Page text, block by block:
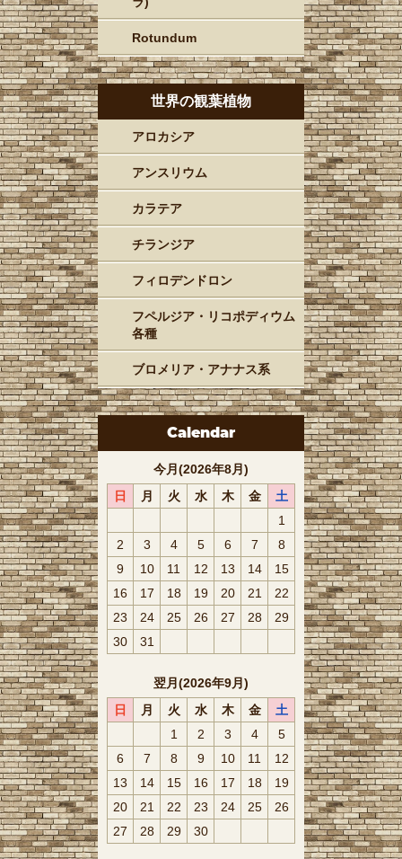
Rotundum
世界の観葉植物
アロカシア
アンスリウム
カラテア
チランジア
フィロデンドロン
フペルジア・リコポディウム
各種
ブロメリア・アナナス系
Calendar
今月(2026年8月)
日
月 火 水 木 金
土
1
2
3 4 5 6 7
8
9
10 11 12 13 14
15
16
17 18 19 20 21
22
23
24 25 26 27 28
29
30
31
翌月(2026年9月)
日
月 火 水 木 金
土
1
2 3 4
5
6
7 8 9 10 11
12
13
14 15 16 17 18
19
20
21 22 23 24 25
26
27
28 29 30